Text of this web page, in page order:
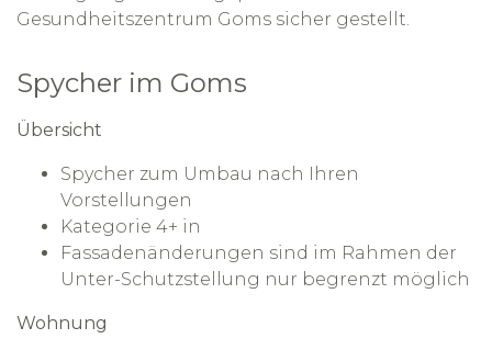
Gesundheitszentrum Goms sicher gestellt.
Spycher im Goms
Übersicht
Spycher zum Umbau nach Ihren
Vorstellungen
Kategorie 4+ in
Fassadenänderungen sind im Rahmen der
Unter-Schutzstellung nur begrenzt möglich
Wohnung